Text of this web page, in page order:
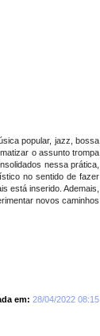
popular, jazz, bossa
o assunto trompa
nessa prática,
no sentido de fazer
está inserido. Ademais,
novos caminhos
em: 28/04/2022 08:15